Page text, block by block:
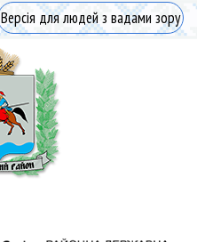
Версія для людей з вадами зору